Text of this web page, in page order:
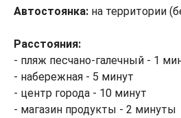
Автостоянка: на территории
Расстояния:
- пляж песчано-галечный - 1
- набережная - 5 минут
- центр города - 10 минут
- магазин продукты - 2 минуты